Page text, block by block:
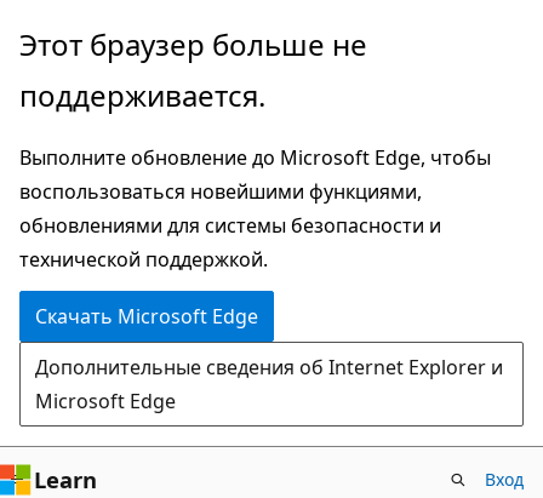
Пропустить
перейти
основному
содержимому
Этот браузер больше не
поддерживается.
Выполните обновление до Microsoft Edge, чтобы
воспользоваться новейшими функциями,
обновлениями для системы безопасности и
технической поддержкой.
Скачать Microsoft Edge
Дополнительные сведения об Internet Explorer и
Microsoft Edge
Learn Вход